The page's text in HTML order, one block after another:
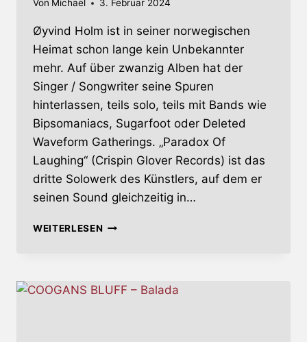
Von Michael 3. Februar 2024
Øyvind Holm ist in seiner norwegischen
Heimat schon lange kein Unbekannter
mehr. Auf über zwanzig Alben hat der
Singer / Songwriter seine Spuren
hinterlassen, teils solo, teils mit Bands wie
Bipsomaniacs, Sugarfoot oder Deleted
Waveform Gatherings. „Paradox Of
Laughing“ (Crispin Glover Records) ist das
dritte Solowerk des Künstlers, auf dem er
seinen Sound gleichzeitig in…
WEITERLESENØYVIND
LAUGHING